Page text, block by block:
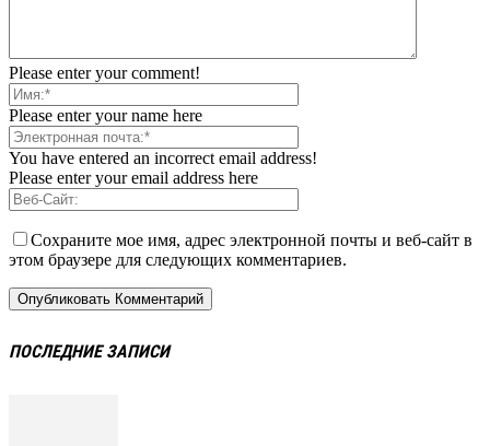
Please enter your comment!
Please enter your name here
You have entered an incorrect email address!
Please enter your email address here
Сохраните мое имя, адрес электронной почты и веб-сайт в
этом браузере для следующих комментариев.
ПОСЛЕДНИЕ ЗАПИСИ